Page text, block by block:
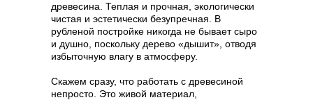
древесина. Теплая и прочная, экологически
чистая и эстетически безупречная. В
рубленой постройке никогда не бывает сыро
и душно, поскольку дерево «дышит», отводя
избыточную влагу в атмосферу.
Скажем сразу, что работать с древесиной
непросто. Это живой материал,